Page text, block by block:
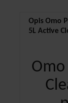
Opis Omo
5L Active